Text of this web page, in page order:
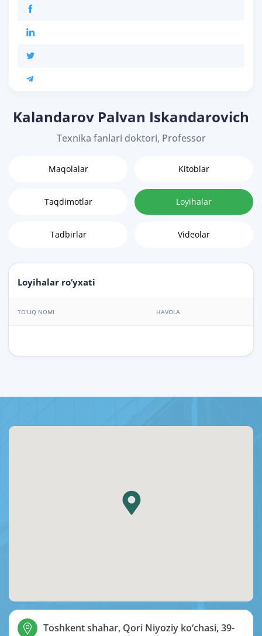
Kalandarov Palvan Iskandarovich
Texnika fanlari doktori, Professor
Maqolalar Kitoblar
Taqdimotlar Loyihalar
Tadbirlar Videolar
Loyihalar ro‘yxati
TO‘LIQ NOMI HAVOLA
Toshkent shahar, Qori Niyoziy ko‘chasi, 39-